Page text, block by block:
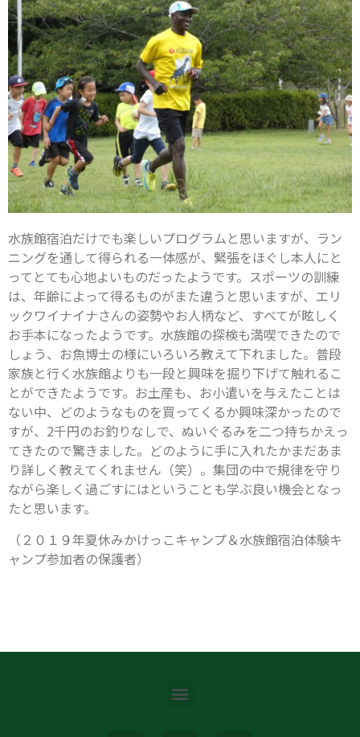
水族館宿泊だけでも楽しいプログラムと思いますが、ラン
ニングを通して得られる一体感が、緊張をほぐし本人にと
ってとても心地よいものだったようです。スポーツの訓練
は、年齢によって得るものがまた違うと思いますが、エリ
ックワイナイナさんの姿勢やお人柄など、すべてが眩しく
お手本になったようです。水族館の探検も満喫できたので
しょう、お魚博士の様にいろいろ教えて下れました。普段
家族と行く水族館よりも一段と興味を掘り下げて触れるこ
とができたようです。お土産も、お小遣いを与えたことは
ない中、どのようなものを買ってくるか興味深かったので
すが、2千円のお釣りなしで、ぬいぐるみを二つ持ちかえっ
てきたので驚きました。どのように手に入れたかまだあま
り詳しく教えてくれません（笑）。集団の中で規律を守り
ながら楽しく過ごすにはということも学ぶ良い機会となっ
たと思います。
（２０１９年夏休みかけっこキャンプ＆水族館宿泊体験キ
ャンプ参加者の保護者）